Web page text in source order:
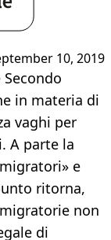
10, 2019
in materia di
vaghi per
A parte la
e
ritorna,
non
di